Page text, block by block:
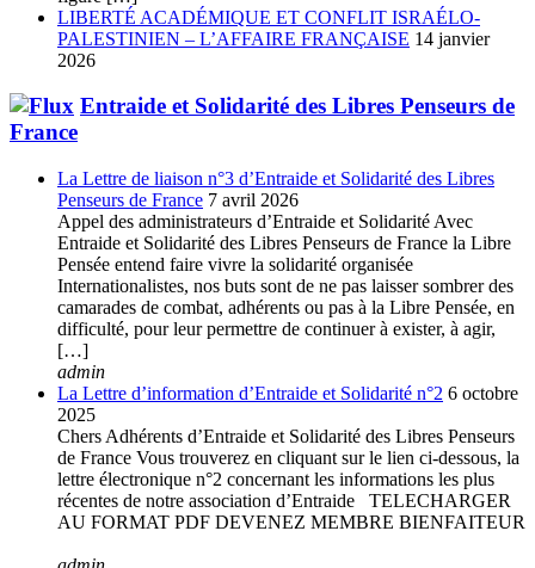
LIBERTÉ ACADÉMIQUE ET CONFLIT ISRAÉLO-
PALESTINIEN – L’AFFAIRE FRANÇAISE 14 janvier
2026
Entraide et Solidarité des Libres Penseurs de
France
La Lettre de liaison n°3 d’Entraide et Solidarité des Libres
Penseurs de France 7 avril 2026
Appel des administrateurs d’Entraide et Solidarité Avec
Entraide et Solidarité des Libres Penseurs de France la Libre
Pensée entend faire vivre la solidarité organisée
Internationalistes, nos buts sont de ne pas laisser sombrer des
camarades de combat, adhérents ou pas à la Libre Pensée, en
difficulté, pour leur permettre de continuer à exister, à agir,
[…]
admin
La Lettre d’information d’Entraide et Solidarité n°2 6 octobre
2025
Chers Adhérents d’Entraide et Solidarité des Libres Penseurs
de France Vous trouverez en cliquant sur le lien ci-dessous, la
lettre électronique n°2 concernant les informations les plus
récentes de notre association d’Entraide TELECHARGER
AU FORMAT PDF DEVENEZ MEMBRE BIENFAITEUR